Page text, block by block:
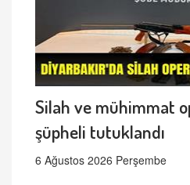
Silah ve mühimmat
şüpheli tutuklandı
6 Ağustos 2026 Perşembe